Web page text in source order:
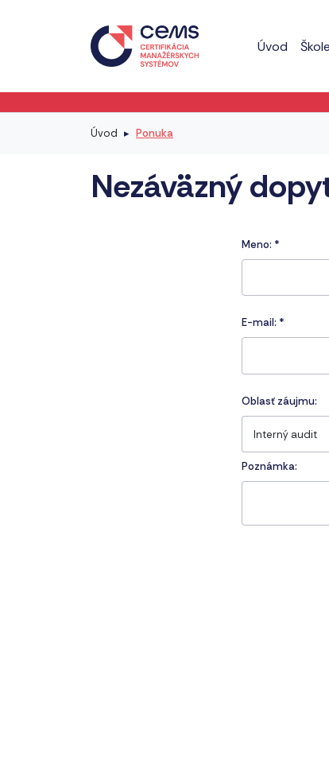
Úvod
Úvod Ponuka
Nezáväzný
Meno: *
E-mail: *
Oblasť záujmu:
Interný audit
Poznámka: